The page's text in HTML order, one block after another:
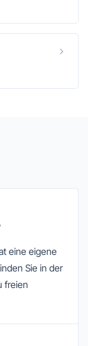
eine eigene
Sie in der
freien